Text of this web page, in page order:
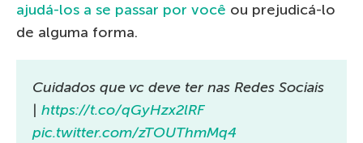
ajudá-los a se passar por você ou prejudicá-lo
de alguma forma.
Cuidados que vc deve ter nas Redes Sociais
| https://t.co/qGyHzx2lRF
pic.twitter.com/zTOUThmMq4